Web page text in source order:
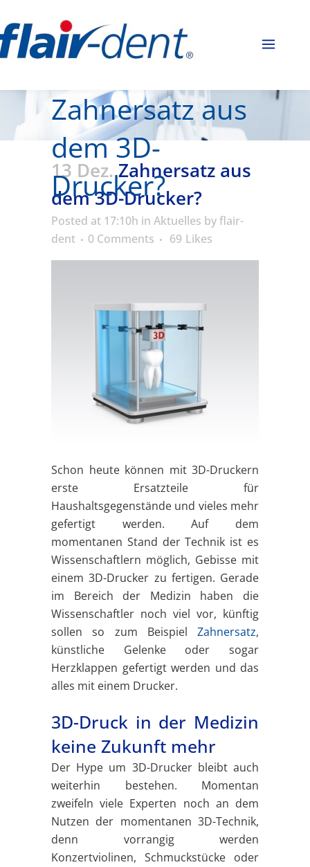
Zahnersatz aus
dem 3D-
Drucker?
13 Dez.Zahnersatz aus
dem 3D-Drucker?
Posted at 17:10h in Aktuelles byflair-
dent
0 Comments 69 Likes
Schon heute können mit 3D-Druckern
erste Ersatzteile für
Haushaltsgegenstände und vieles mehr
gefertigt werden. Auf dem
momentanen Stand der Technik ist es
Wissenschaftlern möglich, Gebisse mit
einem 3D-Drucker zu fertigen. Gerade
im Bereich der Medizin haben die
Wissenschaftler noch viel vor, künftig
sollen so zum Beispiel Zahnersatz,
künstliche Gelenke oder sogar
Herzklappen gefertigt werden und das
alles mit einem Drucker.
3D-Druck in der Medizin
keine Zukunft mehr
Der Hype um 3D-Drucker bleibt auch
weiterhin bestehen. Momentan
zweifeln viele Experten noch an dem
Nutzen der momentanen 3D-Technik,
denn vorrangig werden
Konzertviolinen, Schmuckstücke oder